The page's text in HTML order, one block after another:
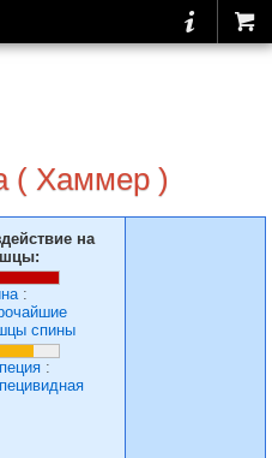
( Хаммер )
на
:
спины
: